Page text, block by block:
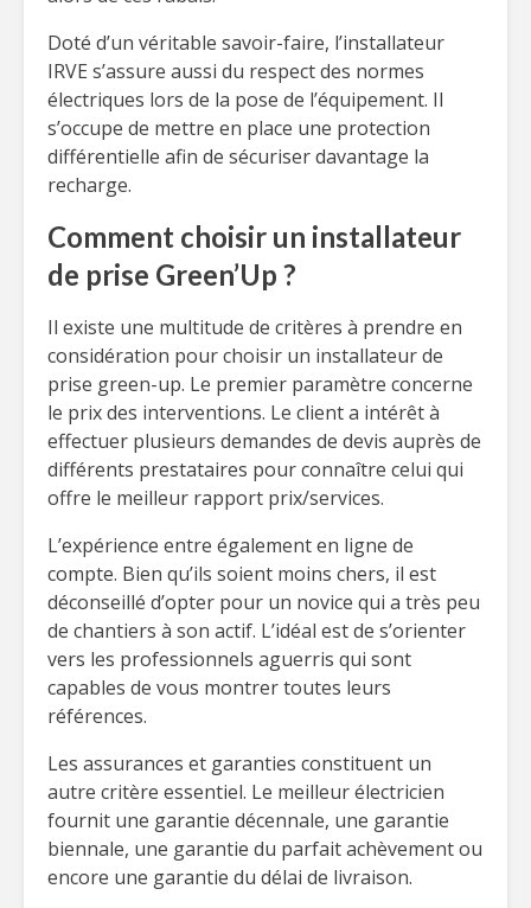
Doté d’un véritable savoir-faire, l’installateur
IRVE s’assure aussi du respect des normes
électriques lors de la pose de l’équipement. Il
s’occupe de mettre en place une protection
différentielle afin de sécuriser davantage la
recharge.
Comment choisir un installateur
de prise Green’Up ?
Il existe une multitude de critères à prendre en
considération pour choisir un installateur de
prise green-up. Le premier paramètre concerne
le prix des interventions. Le client a intérêt à
effectuer plusieurs demandes de devis auprès de
différents prestataires pour connaître celui qui
offre le meilleur rapport prix/services.
L’expérience entre également en ligne de
compte. Bien qu’ils soient moins chers, il est
déconseillé d’opter pour un novice qui a très peu
de chantiers à son actif. L’idéal est de s’orienter
vers les professionnels aguerris qui sont
capables de vous montrer toutes leurs
références.
Les assurances et garanties constituent un
autre critère essentiel. Le meilleur électricien
fournit une garantie décennale, une garantie
biennale, une garantie du parfait achèvement ou
encore une garantie du délai de livraison.